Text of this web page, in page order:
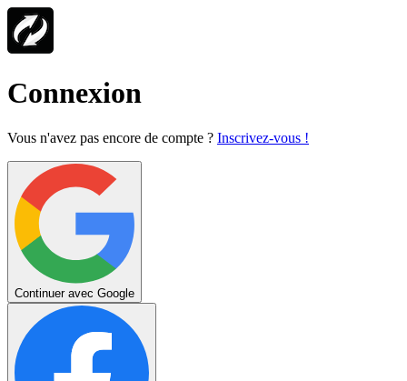
Connexion
Vous n'avez pas encore de compte ? Inscrivez-vous !
Continuer avec Google